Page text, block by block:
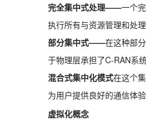
完全集中式处理——一个
执行所有与资源管理和处
部分集中式——在这种部
于物理层承担了C-RAN系
混合式集中化模式在这个
为用户提供良好的通信体验
虚拟化概念